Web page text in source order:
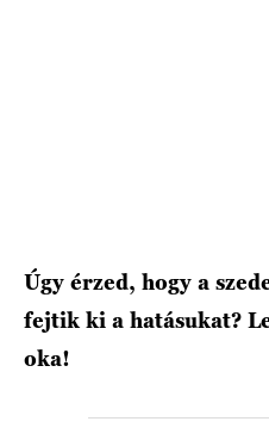
Úgy érzed, hogy a
fejtik ki a hatásukat?
oka!